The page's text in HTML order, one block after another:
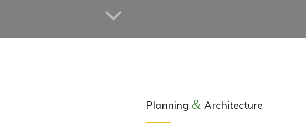
Planning & Architecture